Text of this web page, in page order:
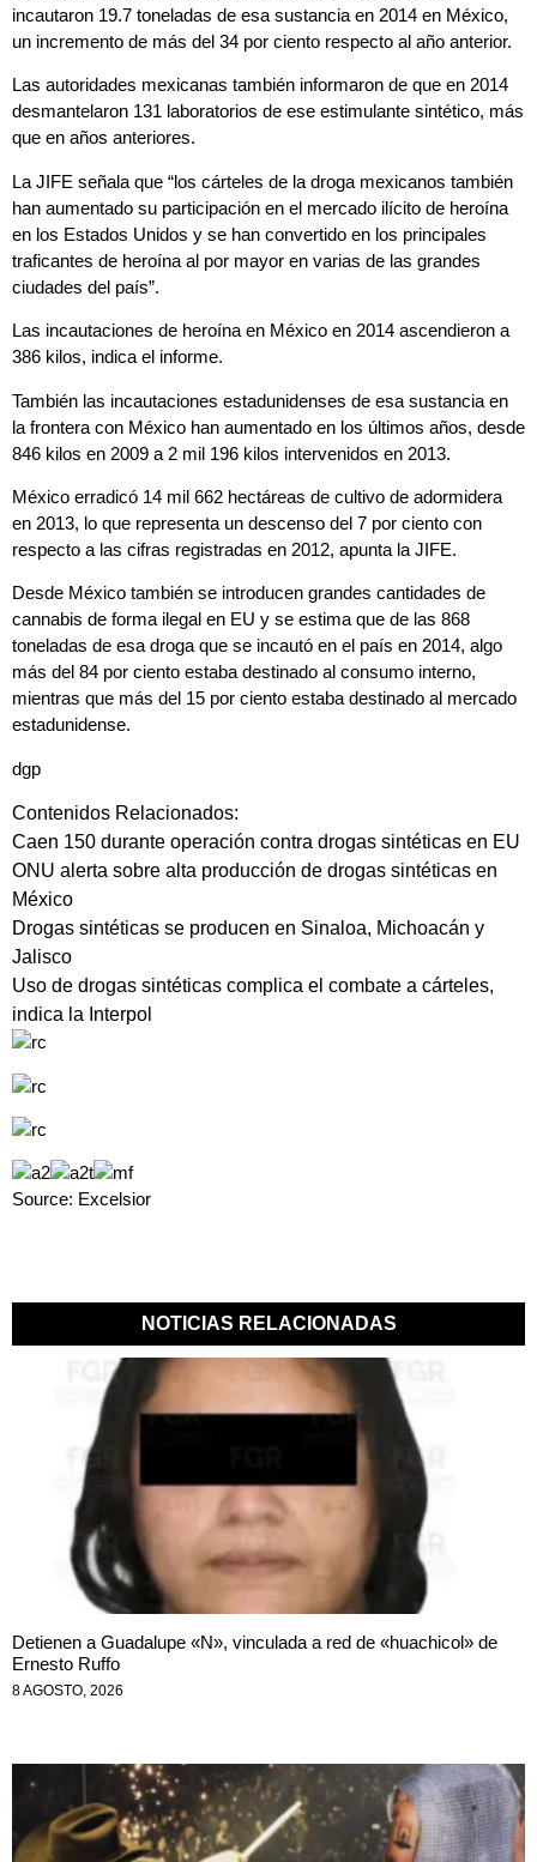
incautaron 19.7 toneladas de esa sustancia en 2014 en México,
un incremento de más del 34 por ciento respecto al año anterior.
Las autoridades mexicanas también informaron de que en 2014
desmantelaron 131 laboratorios de ese estimulante sintético, más
que en años anteriores.
La JIFE señala que “los cárteles de la droga mexicanos también
han aumentado su participación en el mercado ilícito de heroína
en los Estados Unidos y se han convertido en los principales
traficantes de heroína al por mayor en varias de las grandes
ciudades del país”.
Las incautaciones de heroína en México en 2014 ascendieron a
386 kilos, indica el informe.
También las incautaciones estadunidenses de esa sustancia en
la frontera con México han aumentado en los últimos años, desde
846 kilos en 2009 a 2 mil 196 kilos intervenidos en 2013.
México erradicó 14 mil 662 hectáreas de cultivo de adormidera
en 2013, lo que representa un descenso del 7 por ciento con
respecto a las cifras registradas en 2012, apunta la JIFE.
Desde México también se introducen grandes cantidades de
cannabis de forma ilegal en EU y se estima que de las 868
toneladas de esa droga que se incautó en el país en 2014, algo
más del 84 por ciento estaba destinado al consumo interno,
mientras que más del 15 por ciento estaba destinado al mercado
estadunidense.
dgp
Contenidos Relacionados:
Caen 150 durante operación contra drogas sintéticas en EU
ONU alerta sobre alta producción de drogas sintéticas en
México
Drogas sintéticas se producen en Sinaloa, Michoacán y
Jalisco
Uso de drogas sintéticas complica el combate a cárteles,
indica la Interpol
Source: Excelsior
NOTICIAS RELACIONADAS
Detienen a Guadalupe «N», vinculada a red de «huachicol» de
Ernesto Ruffo
8 AGOSTO, 2026